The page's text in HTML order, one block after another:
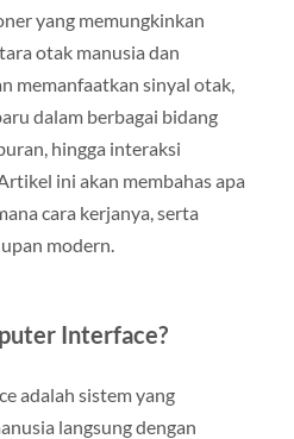
yang memungkinkan
otak manusia dan
memanfaatkan sinyal otak,
dalam berbagai bidang
hingga interaksi
ini akan membahas apa
cara kerjanya, serta
modern.
Interface?
adalah sistem yang
langsung dengan